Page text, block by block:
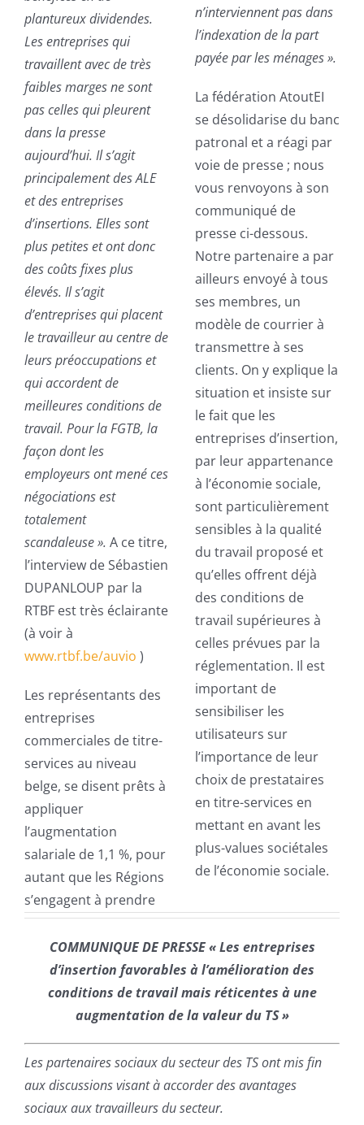
plantureux dividendes.
Les entreprises qui
travaillent avec de très
faibles marges ne sont
pas celles qui pleurent
dans la presse
aujourd’hui. Il s’agit
principalement des ALE
et des entreprises
d’insertions. Elles sont
plus petites et ont donc
des coûts fixes plus
élevés. Il s’agit
d’entreprises qui placent
le travailleur au centre de
leurs préoccupations et
qui accordent de
meilleures conditions de
travail. Pour la FGTB, la
façon dont les
employeurs ont mené ces
négociations est
totalement
scandaleuse ». A ce titre,
l’interview de Sébastien
DUPANLOUP par la
RTBF est très éclairante
(à voir à
www.rtbf.be/auvio )
Les représentants des
entreprises
commerciales de titre-
services au niveau
belge, se disent prêts à
appliquer
l’augmentation
salariale de 1,1 %, pour
autant que les Régions
s’engagent à prendre
n’interviennent pas dans
l’indexation de la part
payée par les ménages ».
La fédération AtoutEI
se désolidarise du banc
patronal et a réagi par
voie de presse ; nous
vous renvoyons à son
communiqué de
presse ci-dessous.
Notre partenaire a par
ailleurs envoyé à tous
ses membres, un
modèle de courrier à
transmettre à ses
clients. On y explique la
situation et insiste sur
le fait que les
entreprises d’insertion,
par leur appartenance
à l’économie sociale,
sont particulièrement
sensibles à la qualité
du travail proposé et
qu’elles offrent déjà
des conditions de
travail supérieures à
celles prévues par la
réglementation. Il est
important de
sensibiliser les
utilisateurs sur
l’importance de leur
choix de prestataires
en titre-services en
mettant en avant les
plus-values sociétales
de l’économie sociale.
COMMUNIQUE DE PRESSE « Les entreprises
d’insertion favorables à l’amélioration des
conditions de travail mais réticentes à une
augmentation de la valeur du TS »
Les partenaires sociaux du secteur des TS ont mis fin
aux discussions visant à accorder des avantages
sociaux aux travailleurs du secteur.